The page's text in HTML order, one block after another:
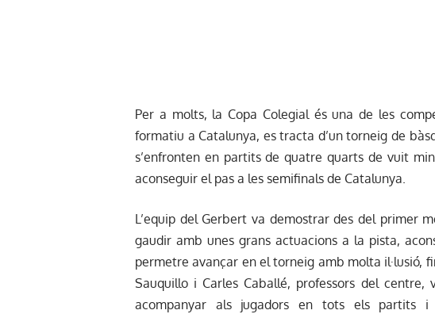
Per a molts, la Copa Colegial és una de les
formatiu a Catalunya, es tracta d’un torneig de
s’enfronten en partits de quatre quarts de vuit
aconseguir el pas a les semifinals de Catalunya.
L’equip del Gerbert va demostrar des del primer
gaudir amb unes grans actuacions a la pista,
permetre avançar en el torneig amb molta il·lusió,
Sauquillo i Carles Caballé, professors del
acompanyar als jugadors en tots els partits